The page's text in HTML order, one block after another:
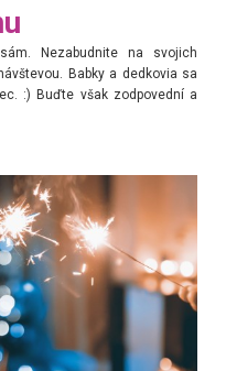
Nezabudnite na svojich
Babky a dedkovia sa
:) Buďte však zodpovední a